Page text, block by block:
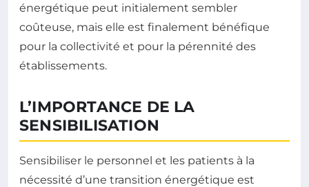
énergétique peut initialement sembler
coûteuse, mais elle est finalement bénéfique
pour la collectivité et pour la pérennité des
établissements.
L’IMPORTANCE DE LA
SENSIBILISATION
Sensibiliser le personnel et les patients à la
nécessité d’une transition énergétique est